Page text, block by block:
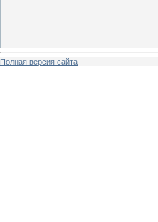
Полная версия сайта